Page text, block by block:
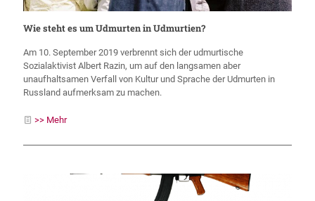
Wie steht es um Udmurten in Udmurtien?
Am 10. September 2019 verbrennt sich der udmurtische
Sozialaktivist Albert Razin, um auf den langsamen aber
unaufhaltsamen Verfall von Kultur und Sprache der Udmurten in
Russland aufmerksam zu machen.
>> Mehr